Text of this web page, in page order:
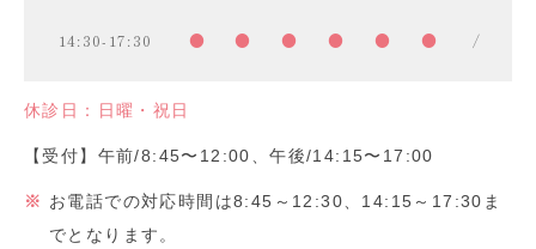
14:30-17:30 ● ● ● ● ● ● /
休診日：日曜・祝日
【受付】午前/8:45〜12:00、午後/14:15〜17:00
お電話での対応時間は8:45～12:30、14:15～17:30ま
でとなります。